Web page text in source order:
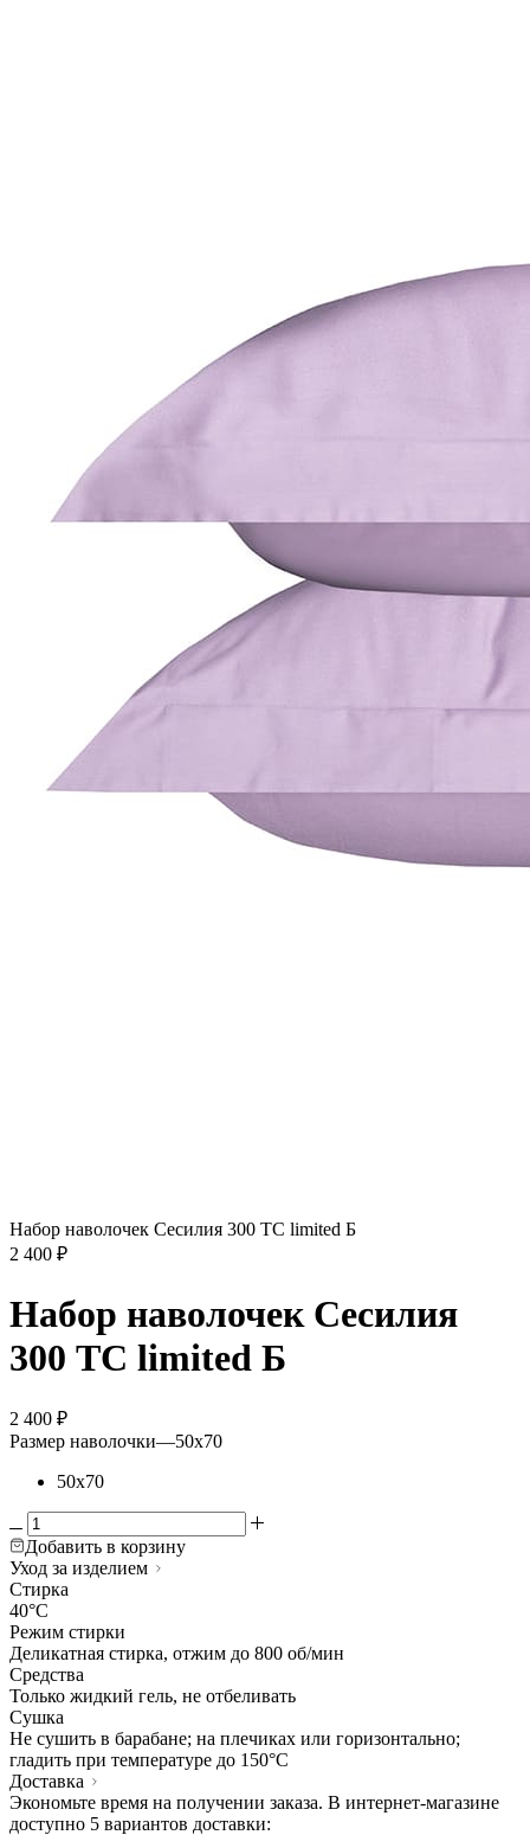
Набор наволочек Сесилия 300 TC limited Б
2 400 ₽
Набор наволочек Сесилия
300 TC limited Б
2 400 ₽
Размер наволочки—50х70
50х70
Добавить в корзину
Уход за изделием
Стирка
40°C
Режим стирки
Деликатная стирка, отжим до 800 об/мин
Средства
Только жидкий гель, не отбеливать
Сушка
Не сушить в барабане; на плечиках или горизонтально;
гладить при температуре до 150°C
Доставка
Экономьте время на получении заказа. В интернет-магазине
доступно 5 вариантов доставки: